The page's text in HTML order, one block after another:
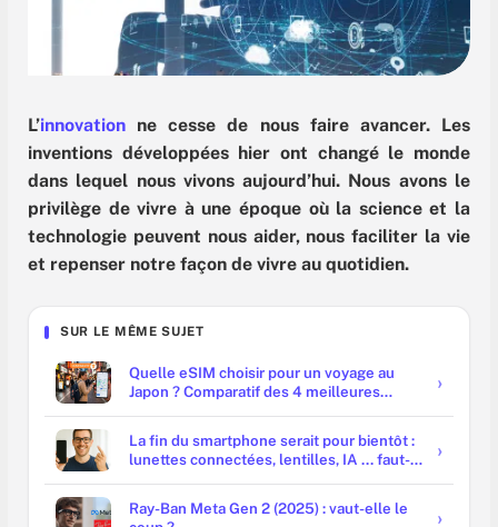
L’innovation ne cesse de nous faire avancer. Les
inventions développées hier ont changé le monde
dans lequel nous vivons aujourd’hui. Nous avons le
privilège de vivre à une époque où la science et la
technologie peuvent nous aider, nous faciliter la vie
et repenser notre façon de vivre au quotidien.
SUR LE MÊME SUJET
Quelle eSIM choisir pour un voyage au
Japon ? Comparatif des 4 meilleures
La fin du smartphone serait pour bientôt :
lunettes connectées, lentilles, IA ... faut-il
Ray-Ban Meta Gen 2 (2025) : vaut-elle le